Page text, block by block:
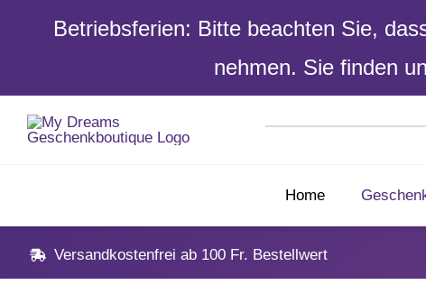
Betriebsferien: Bitte beachten Sie,
nehmen. Sie finden
Home
Versandkostenfrei ab 100 Fr. Bestellwert